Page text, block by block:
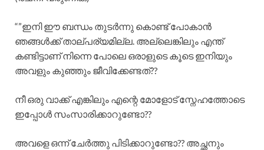
“”ഇനി ഈ ബന്ധം തുടർന്നു കൊണ്ട് പോകാൻ
ഞങ്ങൾക്ക് താല്പര്യമില്ല. അല്ലെങ്കിലും എന്ത്
കണ്ടിട്ടാണ് നിന്നെ പോലെ ഒരാളുടെ കൂടെ ഇനിയും
അവളും കുഞ്ഞും ജീവിക്കേണ്ടത്??
നീ ഒരു വാക്ക് എങ്കിലും എന്റെ മോളോട് സ്നേഹത്തോടെ
ഇപ്പോൾ സംസാരിക്കാറുണ്ടോ??
അവളെ ഒന്ന് ചേർത്തു പിടിക്കാറുണ്ടോ?? അച്ഛനും